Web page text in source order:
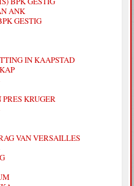
ANK
GESTIG
IN KAAPSTAD
KRUGER
VAN VERSAILLES